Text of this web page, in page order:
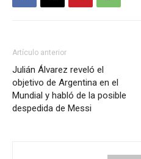
Artículo anterior
Julián Álvarez reveló el
objetivo de Argentina en el
Mundial y habló de la posible
despedida de Messi